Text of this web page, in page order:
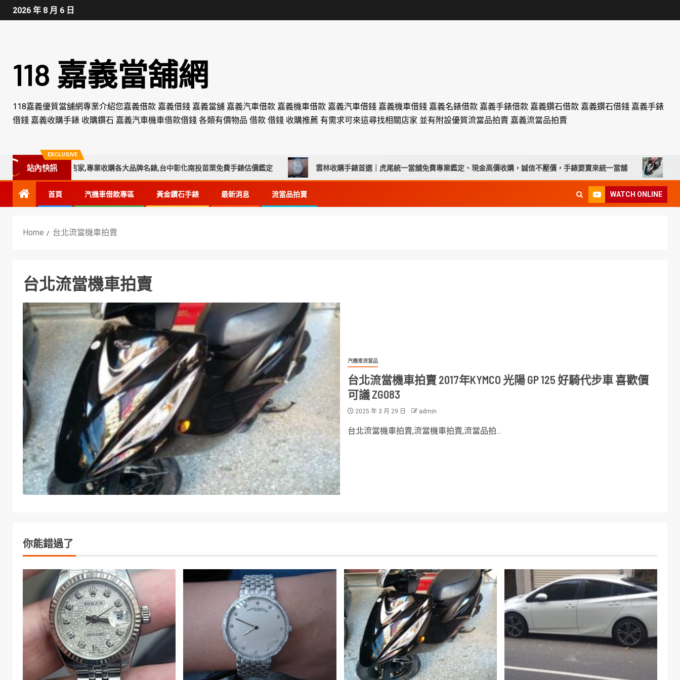
2026 年 8 月 6 日
118 嘉義當舖網
118嘉義優質當舖網專業介紹您嘉義借款 嘉義借錢 嘉義當舖 嘉義汽車借款 嘉義機車借款 嘉義汽車借錢 嘉義機車借錢 嘉義名錶借款 嘉義手錶借款 嘉義鑽石借款 嘉義鑽石借錢 嘉義手錶
借錢 嘉義收購手錶 收購鑽石 嘉義汽車機車借款借錢 各類有價物品 借款 借錢 收購推薦 有需求可來這尋找相關店家 並有附設優質流當品拍賣 嘉義流當品拍賣
EXCLUSIVE
站內快訊
收購手錶專業店家,專業收購各大品牌名錶,台中彰化南投苗栗免費手錶估價鑑定 雲林收購手錶首選｜虎尾統一當舖免費專業鑑定、現金高價收購，誠信不壓價，手錶要賣來統一當舖 台北流
首頁 汽機車借款專區 黃金鑽石手錶 最新消息 流當品拍賣 WATCH ONLINE
Home 台北流當機車拍賣
台北流當機車拍賣
汽機車流當品
台北流當機車拍賣 2017年KYMCO 光陽 GP 125 好騎代步車 喜歡價
可議 ZG083
2025 年 3 月 29 日 admin
台北流當機車拍賣,流當機車拍賣,流當品拍...
你能錯過了